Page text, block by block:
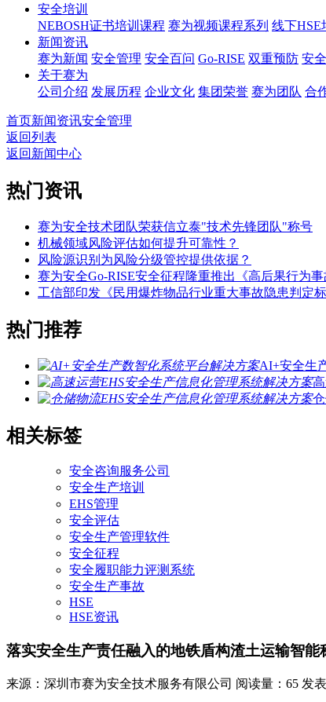
安全培训
NEBOSH证书培训课程 赛为视频课程系列 线下HSE
新闻资讯
赛为新闻 安全管理 安全百问 Go-RISE 双重预防 安
关于赛为
公司介绍 发展历程 企业文化 集团荣誉 赛为团队 合
首页新闻资讯安全管理
返回列表
返回新闻中心
热门资讯
赛为安全技术团队荣获信立泰"技术先锋团队"称号
机械领域风险评估如何提升可靠性？
风险源识别为风险分级管控提供依据？
赛为安全Go-RISE安全征程隆重推出《高后果行为
工信部印发《民用爆炸物品行业重大事故隐患判定
热门推荐
AI+安全生
相关标签
安全咨询服务公司
安全生产培训
EHS管理
安全评估
安全生产管理软件
安全征程
安全履职能力评测系统
安全生产事故
HSE
HSE资讯
落实安全生产责任融入的地铁盾构渣土运输智能
来源：深圳市赛为安全技术服务有限公司 阅读量：65 发